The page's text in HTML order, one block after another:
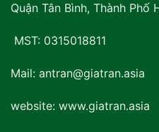
Quận Tân Bình, Thành Phố
MST: 0315018811
Mail: antran@giatran.asia
website: www.giatran.asia